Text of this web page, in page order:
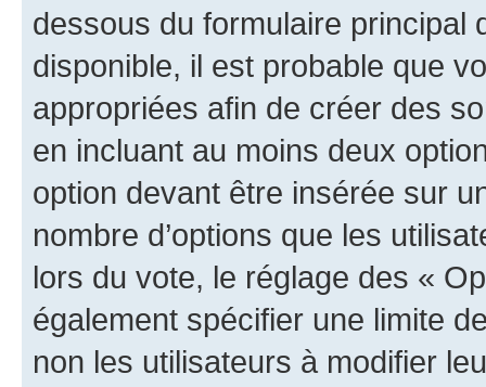
dessous du formulaire principal
disponible, il est probable que
appropriées afin de créer des
en incluant au moins deux
option devant être insérée sur
nombre d’options que les
lors du vote, le réglage des «
également spécifier une limite
non les utilisateurs à modifier